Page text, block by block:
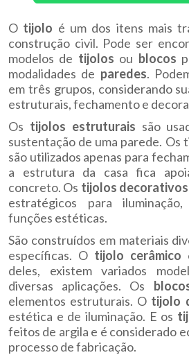
O tijolo é um dos itens mais
construção civil. Pode ser
modelos de tijolos ou blocos
modalidades de paredes.
em três grupos, considerando
estruturais, fechamento e
Os tijolos estruturais são
sustentação de uma parede. Os
são utilizados apenas para
a estrutura da casa fica
concreto. Os tijolos decorativos
estratégicos para
funções estéticas.
São construídos em materiais
específicas. O tijolo cerâmico
deles, existem variados
diversas aplicações. Os
elementos estruturais. O tijolo
estética e de iluminação. E os
feitos de argila e é considerado
processo de fabricação.